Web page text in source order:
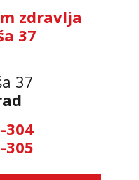
zdravlja
37
37
304
305